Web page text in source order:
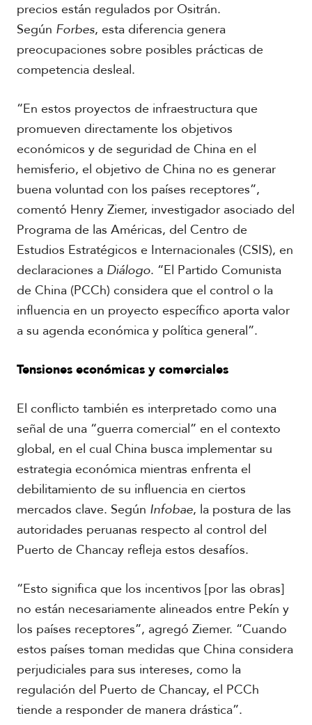
precios están regulados por Ositrán.
Según Forbes, esta diferencia genera
preocupaciones sobre posibles prácticas de
competencia desleal.
“En estos proyectos de infraestructura que
promueven directamente los objetivos
económicos y de seguridad de China en el
hemisferio, el objetivo de China no es generar
buena voluntad con los países receptores”,
comentó Henry Ziemer, investigador asociado del
Programa de las Américas, del Centro de
Estudios Estratégicos e Internacionales (CSIS), en
declaraciones a Diálogo. “El Partido Comunista
de China (PCCh) considera que el control o la
influencia en un proyecto específico aporta valor
a su agenda económica y política general”.
Tensiones económicas y comerciales
El conflicto también es interpretado como una
señal de una “guerra comercial” en el contexto
global, en el cual China busca implementar su
estrategia económica mientras enfrenta el
debilitamiento de su influencia en ciertos
mercados clave. Según Infobae, la postura de las
autoridades peruanas respecto al control del
Puerto de Chancay refleja estos desafíos.
“Esto significa que los incentivos [por las obras]
no están necesariamente alineados entre Pekín y
los países receptores”, agregó Ziemer. “Cuando
estos países toman medidas que China considera
perjudiciales para sus intereses, como la
regulación del Puerto de Chancay, el PCCh
tiende a responder de manera drástica”.